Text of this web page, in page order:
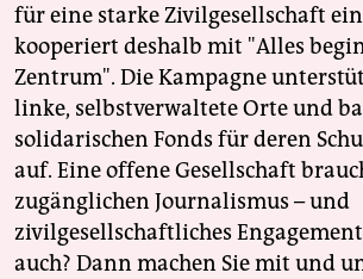
für eine starke Zivilgesellschaft
kooperiert deshalb mit "Alles
Zentrum". Die Kampagne
linke, selbstverwaltete Orte und
solidarischen Fonds für deren
auf. Eine offene Gesellschaft
zugänglichen Journalismus – und
zivilgesellschaftliches
auch? Dann machen Sie mit und